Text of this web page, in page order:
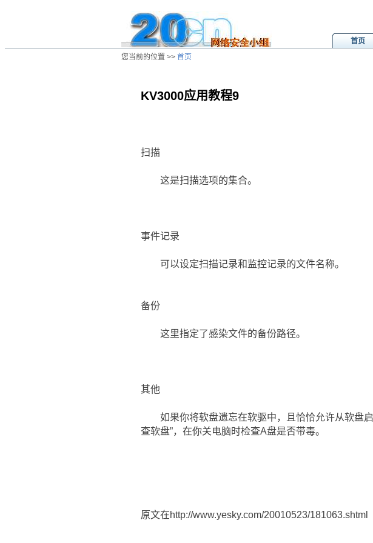
首页
您当前的位置 >> 首页
KV3000应用教程9
扫描
这是扫描选项的集合。
事件记录
可以设定扫描记录和监控记录的文件名称。
备份
这里指定了感染文件的备份路径。
其他
如果你将软盘遗忘在软驱中，且恰恰允许从软盘启
查软盘”，在你关电脑时检查A盘是否带毒。
原文在http://www.yesky.com/20010523/181063.shtml